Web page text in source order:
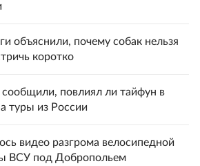
объяснили, почему собак нельзя
коротко
повлиял ли тайфун в
туры из России
видео разгрома велосипедной
ВСУ под Добропольем